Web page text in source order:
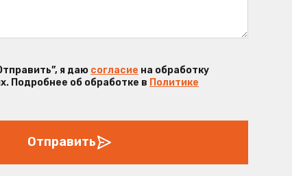
я даю согласие на обработку
Подробнее об обработке в Политике
Отправить